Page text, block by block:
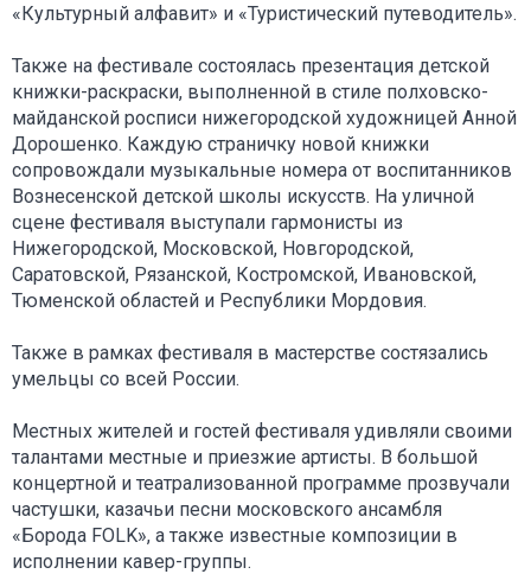
«Культурный алфавит» и «Туристический путеводитель».
Также на фестивале состоялась презентация детской
книжки-раскраски, выполненной в стиле полховско-
майданской росписи нижегородской художницей Анной
Дорошенко. Каждую страничку новой книжки
сопровождали музыкальные номера от воспитанников
Вознесенской детской школы искусств. На уличной
сцене фестиваля выступали гармонисты из
Нижегородской, Московской, Новгородской,
Саратовской, Рязанской, Костромской, Ивановской,
Тюменской областей и Республики Мордовия.
Также в рамках фестиваля в мастерстве состязались
умельцы со всей России.
Местных жителей и гостей фестиваля удивляли своими
талантами местные и приезжие артисты. В большой
концертной и театрализованной программе прозвучали
частушки, казачьи песни московского ансамбля
«Борода FOLK», а также известные композиции в
исполнении кавер-группы.